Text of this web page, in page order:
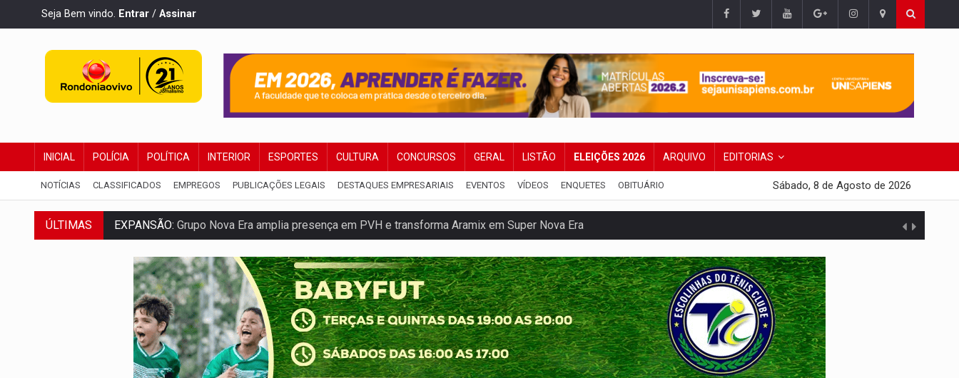
Seja Bem vindo. Entrar / Assinar
INICIAL POLÍCIA POLÍTICA INTERIOR ESPORTES CULTURA CONCURSOS GERAL LISTÃO ELEIÇÕES 2026 ARQUIVO EDITORIAS
NOTÍCIAS CLASSIFICADOS EMPREGOS PUBLICAÇÕES LEGAIS DESTAQUES EMPRESARIAIS EVENTOS VÍDEOS ENQUETES OBITUÁRIO Sábado, 8 de Agosto de 2026
ÚLTIMAS ROTA GLOBAL:PCC amplia presença internacional e transforma Brasil em corredor da cocaína
CONEXÃO RONDONIAOVIVO:Museólogo Antônio Ocampo conduz a história de uma ferrovia desgovernada
EXTENSÃO DE DANOS:Ferroviários pedem ao Iphan recuperação de área atingida por erosão na EFMM
VARIANDO O CARDÁPIO:Veja essa receita de carne assada para o almoço e o jantar
PREJUÍZO AOS ESTUDANTES: Greve dos professores em PVH é considerada ilegal pela Justiça
POSSESSÃO DE DEBORAH LOGAN:Terror mistura mistério e filmagens quase reais – Por Marcos Souza